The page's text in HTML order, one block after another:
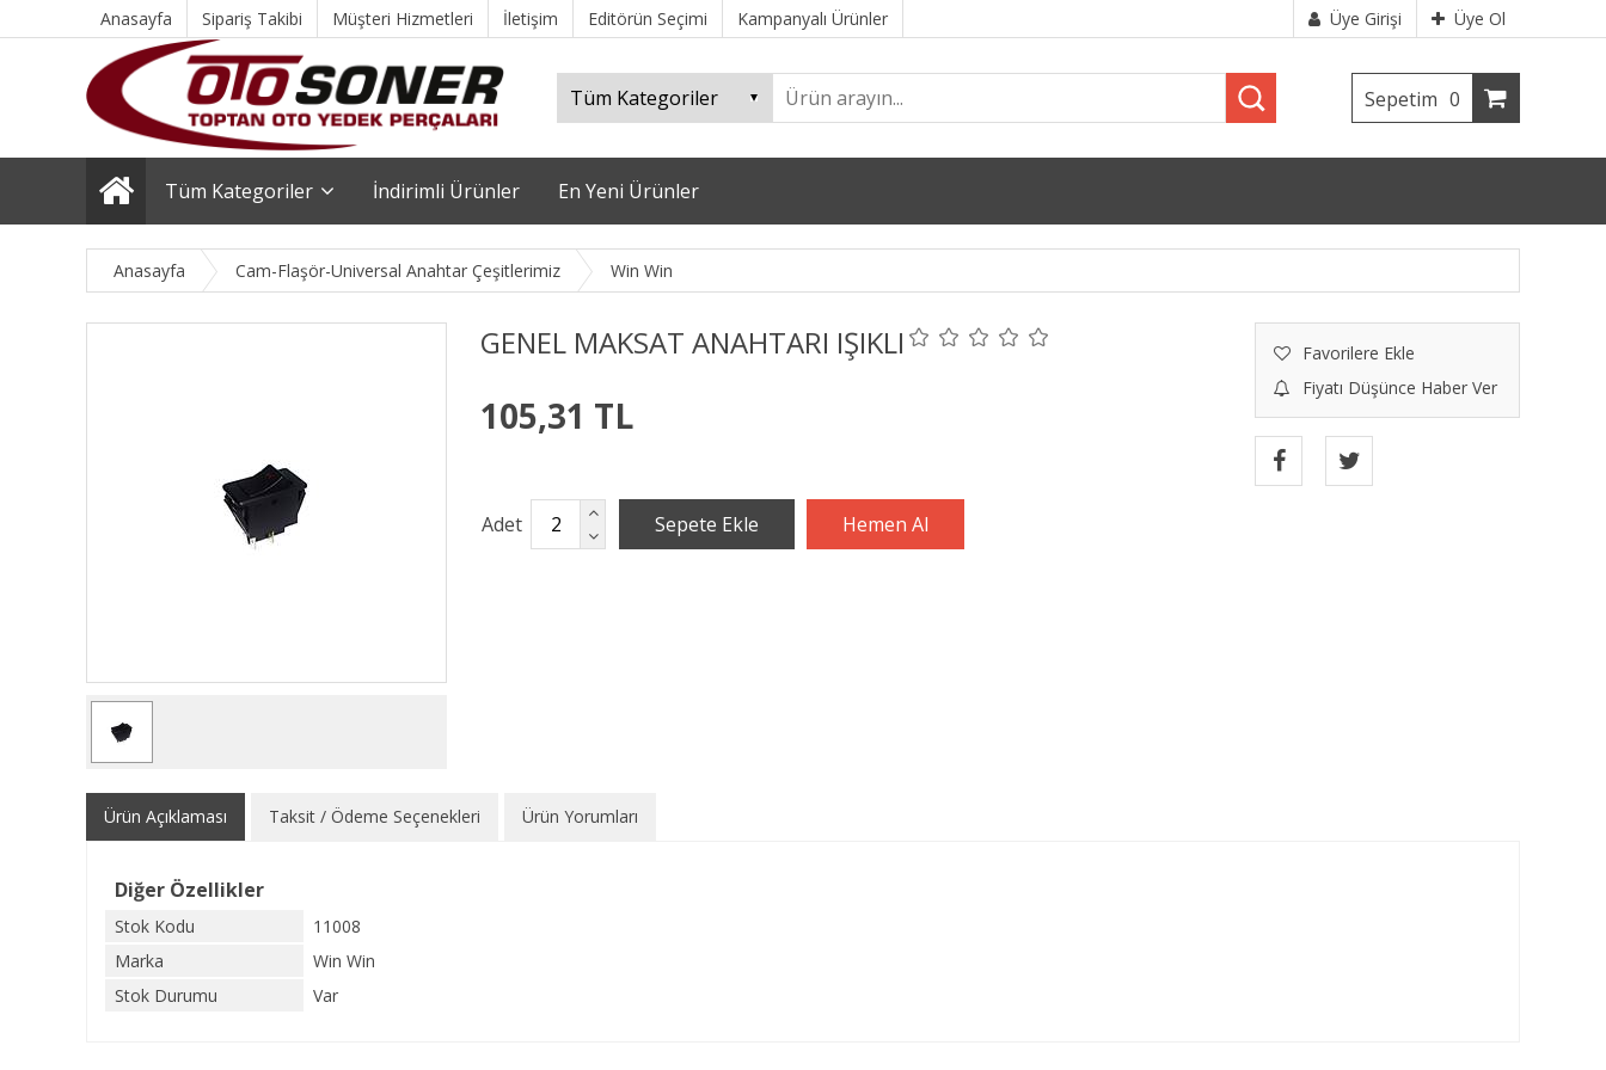
Anasayfa Sipariş Takibi Müşteri Hizmetleri İletişim Editörün Seçimi Kampanyalı Ürünler Üye Girişi Üye Ol
Sepetim 0
Tüm Kategoriler İndirimli Ürünler En Yeni Ürünler
Anasayfa Cam-Flaşör-Universal Anahtar Çeşitlerimiz Win Win
GENEL MAKSAT ANAHTARI IŞIKLI
Favorilere Ekle
Fiyatı Düşünce Haber Ver
105,31 TL
Adet
Ürün Açıklaması Taksit / Ödeme Seçenekleri Ürün Yorumları
Diğer Özellikler
Stok Kodu
11008
Marka
Win Win
Stok Durumu
Var